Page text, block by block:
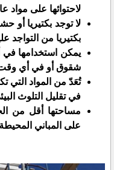
لاحتوائها على مواد
لا توجد بكتيريا أو
بكتيريا من التواجد
يمكن استخدامها في
شقوق أو في أي وقت
تُعَدّ من المواد التي
في تقليل التلوث
مساحتها أقل من
على المباني المحيطة